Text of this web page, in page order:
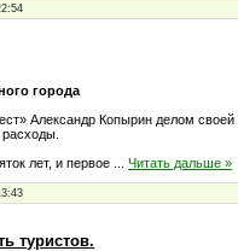
города
Александр Копырин делом своей
лет, и первое
...Читать дальше »
туристов.